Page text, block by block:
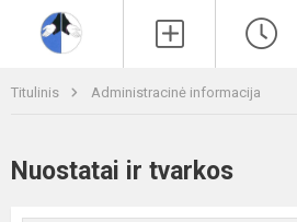
Titulinis Administracinė informacija
Nuostatai ir tvarkos